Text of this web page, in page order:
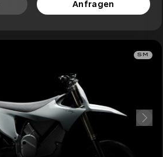
Anfragen
SM